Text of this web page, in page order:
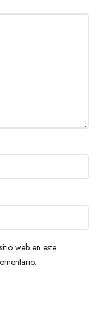
web en este